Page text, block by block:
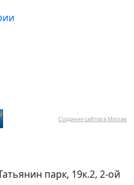
Создание сайтов в Москве
парк, 19к.2, 2-ой